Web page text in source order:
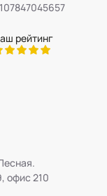
рейтинг
офис 210